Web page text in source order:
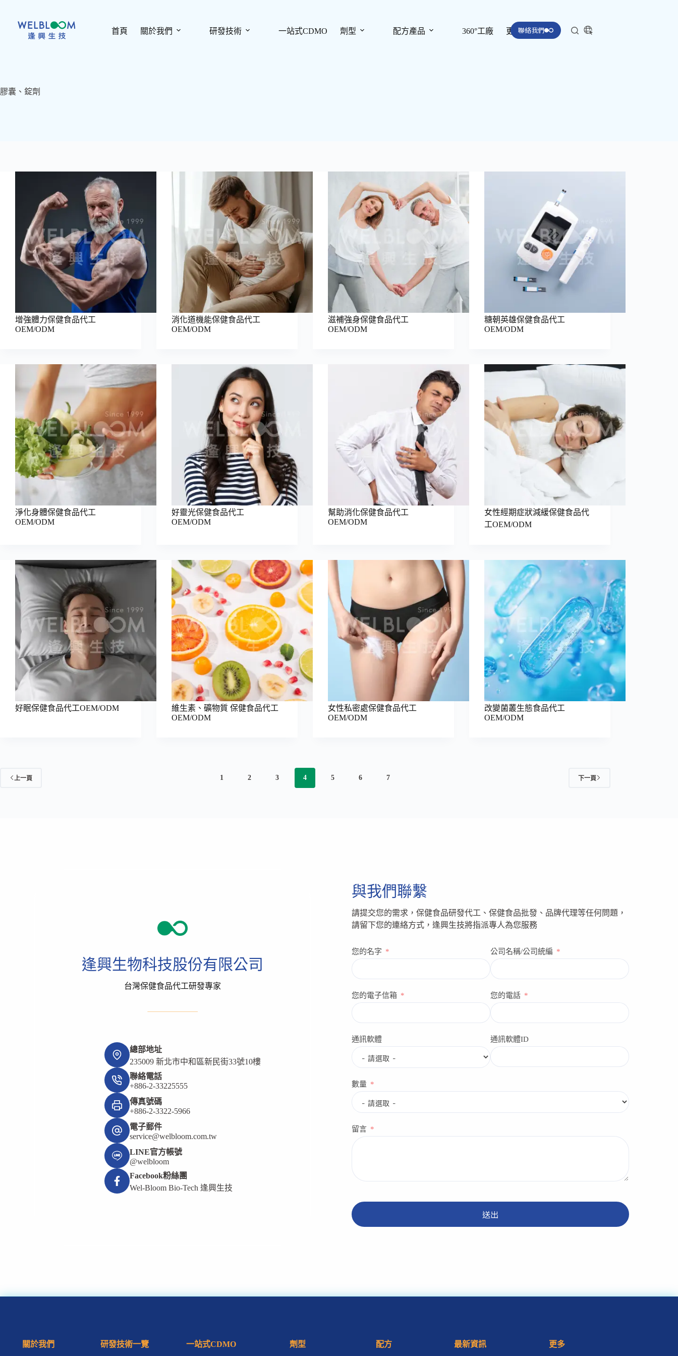
首頁 關於我們 研發技術 一站式CDMO 劑型 配方產品 360°工廠 更多聯絡我們
膠囊、錠劑
增強體力保健食品代工
OEM/ODM
消化道機能保健食品代工
OEM/ODM
滋補強身保健食品代工
OEM/ODM
糖朝英雄保健食品代工
OEM/ODM
淨化身體保健食品代工
OEM/ODM
好靈光保健食品代工
OEM/ODM
幫助消化保健食品代工
OEM/ODM
女性經期症狀減緩保健食品代
工OEM/ODM
好眠保健食品代工OEM/ODM
維生素、礦物質 保健食品代工
OEM/ODM
女性私密處保健食品代工
OEM/ODM
改變菌叢生態食品代工
OEM/ODM
上一頁 1 2 3 4 5 6 7 下一頁
逢興生物科技股份有限公司
台灣保健食品代工研發專家
總部地址
235009 新北市中和區新民街33號10樓
聯絡電話
+886-2-33225555
傳真號碼
+886-2-3322-5966
電子郵件
service@welbloom.com.tw
LINE官方帳號
@welbloom
Facebook粉絲團
Wel-Bloom Bio-Tech 逢興生技
與我們聯繫
請提交您的需求，保健食品研發代工、保健食品批發、品牌代理等任何問題，
請留下您的連絡方式，逢興生技將指派專人為您服務
您的名字 公司名稱/公司統編
您的電子信箱 您的電話
通訊軟體 通訊軟體ID
數量
留言
送出
關於我們 研發技術一覽 一站式CDMO 劑型 配方 最新資訊 更多